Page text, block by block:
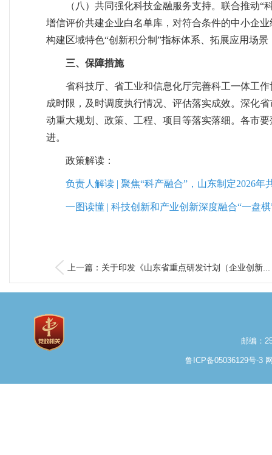
（八）共同强化科技金融服务支持。联合推动
增信评价共建企业白名单库，对符合条件的中小企
构建区域特色“创新积分制”指标体系、拓展应用场
三、保障措施
省科技厅、省工业和信息化厅完善科工一体工
成时限，及时调度执行情况、评估落实成效。深化
动重大规划、政策、工程、项目等落实落细。各市
进。
政策解读：
负责人解读 | 聚焦“科产融合”，山东制定2026年
一图读懂 | 科技创新和产业创新深度融合“一盘
上一篇：​关于印发《山东省重点研发计划（企业创新...
邮编：
鲁ICP备05036129号-3